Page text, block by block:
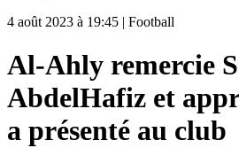
4 août 2023 à 19:45 | Football
Al-Ahly remercie
AbdelHafiz et
a présenté au club